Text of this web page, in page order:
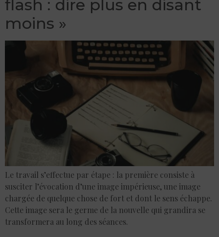
flash : dire plus en disant
moins »
Le travail s’effectue par étape : la première consiste à
susciter l’évocation d’une image impérieuse, une image
chargée de quelque chose de fort et dont le sens échappe.
Cette image sera le germe de la nouvelle qui grandira se
transformera au long des séances.